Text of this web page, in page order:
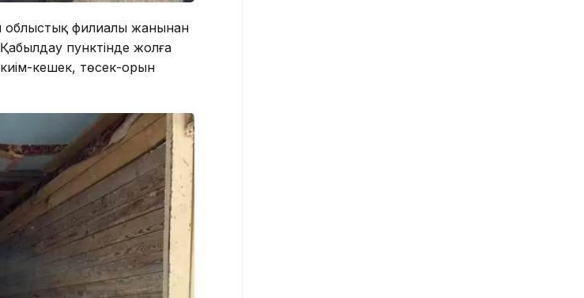
облыстық филиалы жанынан
пунктінде жолға
киім-кешек, төсек-орын